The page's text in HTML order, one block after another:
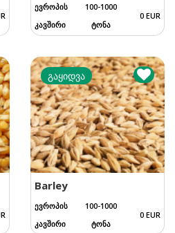
ევროპის
კავშირი
100-1000
ტონა
0 EUR
გაყიდვა
Barley
ევროპის
კავშირი
100-1000
ტონა
0 EUR